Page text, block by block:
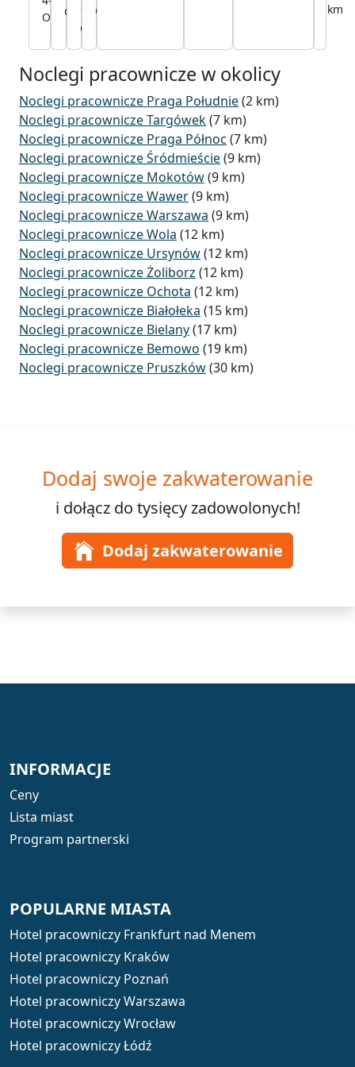
OsóbOsób
km
150
Osób
Osób
km
Noclegi pracownicze w okolicy
Noclegi pracownicze Praga Południe(2 km)
Noclegi pracownicze Targówek(7 km)
Noclegi pracownicze Praga Północ (7 km)
Noclegi pracownicze Śródmieście(9 km)
Noclegi pracownicze Mokotów(9 km)
Noclegi pracownicze Wawer(9 km)
Noclegi pracownicze Warszawa (9 km)
Noclegi pracownicze Wola (12 km)
Noclegi pracownicze Ursynów(12 km)
Noclegi pracownicze Żoliborz (12 km)
Noclegi pracownicze Ochota (12 km)
Noclegi pracownicze Białołeka (15 km)
Noclegi pracownicze Bielany(17 km)
Noclegi pracownicze Bemowo (19 km)
Noclegi pracownicze Pruszków(30 km)
Dodaj swoje zakwaterowanie
i dołącz do tysięcyzadowolonych!
Dodaj zakwaterowanie
INFORMACJE
Ceny
Lista miast
Program partnerski
POPULARNE MIASTA
Hotel pracowniczy Frankfurt nad Menem
Hotel pracowniczy Kraków
Hotel pracowniczy Poznań
Hotel pracowniczy Warszawa
Hotel pracowniczy Wrocław
Hotel pracowniczy Łódź